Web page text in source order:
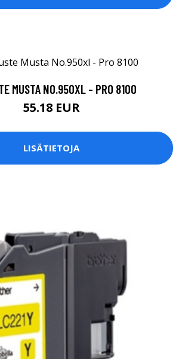
MUSTA NO.950XL - PRO 8100
55.18 EUR
LISÄTIETOJA